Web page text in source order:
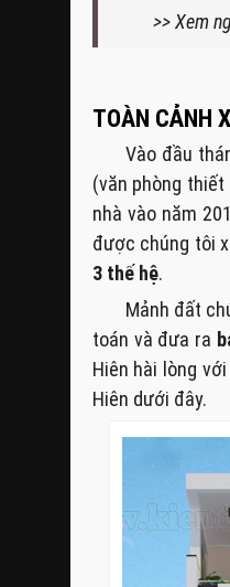
>> Xem
TOÀN CẢNH
Vào đầu
(văn phòng
nhà vào năm
được chúng tôi
3 thế hệ.
Mảnh đất
toán và đưa ra
Hiên hài lòng
Hiên dưới đây.